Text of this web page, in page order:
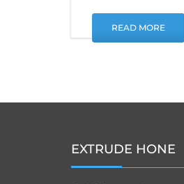
READ MORE
EXTRUDE HONE